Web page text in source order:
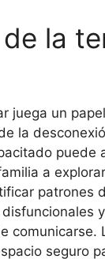
la
juega un
la
puede
a
patrones
comunicarse.
seguro